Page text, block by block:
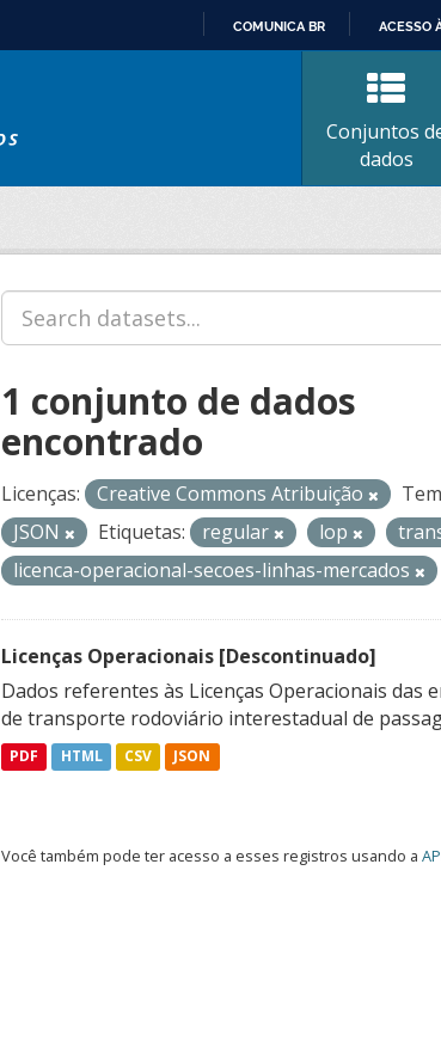
CONTEÚDO
COMUNICA BR ACESSO
Conjuntos
dados
1 conjunto de dados
encontrado
Licenças: Creative Commons Atribuição
JSON
Etiquetas: regular lop
licenca-operacional-secoes-linhas-mercados
Licenças Operacionais [Descontinuado]
Dados referentes às Licenças Operacionais
de transporte rodoviário interestadual de
PDF HTML CSV JSON
Você também pode ter acesso a esses registros usando a